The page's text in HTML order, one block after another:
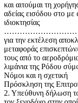
και αιτούμαι τη
αδείας εισόδου
ιδιοκτησίας
για την εκτέλεση
μεταφοράς
τους από το
λιμάνια της Ρόδου
Νόμοι και η σχετική
Πρόσκληση της
2. Υπεύθυνη δήλωση